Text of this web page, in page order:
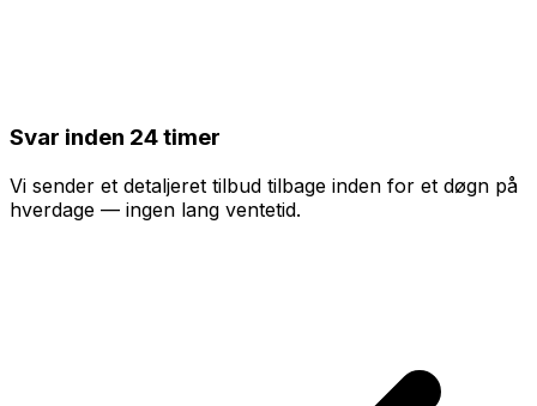
Svar inden 24 timer
Vi sender et detaljeret tilbud tilbage inden for et døgn på
hverdage — ingen lang ventetid.